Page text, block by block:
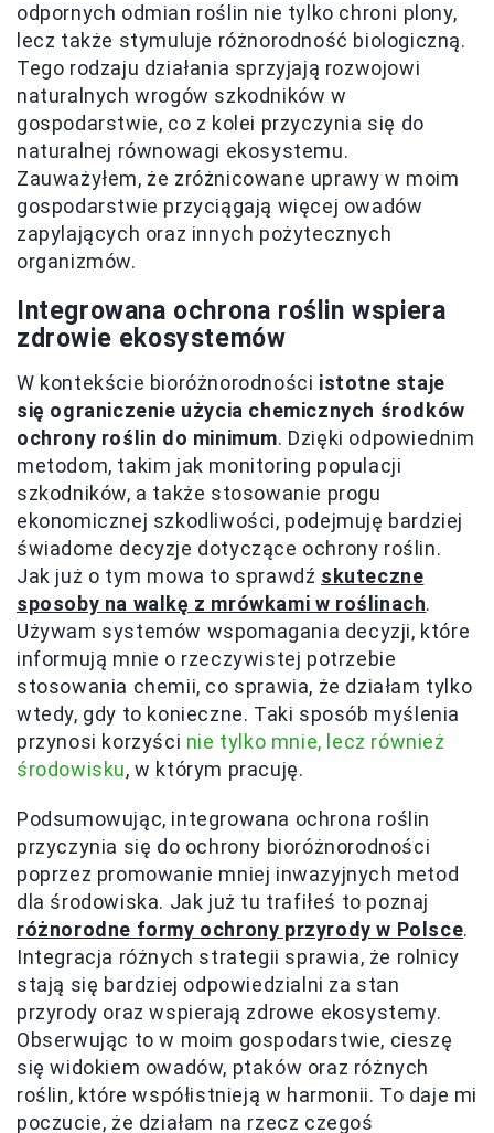
odpornych odmian roślin nie tylko chroni plony,
lecz także stymuluje różnorodność biologiczną.
Tego rodzaju działania sprzyjają rozwojowi
naturalnych wrogów szkodników w
gospodarstwie, co z kolei przyczynia się do
naturalnej równowagi ekosystemu.
Zauważyłem, że zróżnicowane uprawy w moim
gospodarstwie przyciągają więcej owadów
zapylających oraz innych pożytecznych
organizmów.
Integrowana ochrona roślin wspiera
zdrowie ekosystemów
W kontekście bioróżnorodności istotne staje
się ograniczenie użycia chemicznych środków
ochrony roślin do minimum. Dzięki odpowiednim
metodom, takim jak monitoring populacji
szkodników, a także stosowanie progu
ekonomicznej szkodliwości, podejmuję bardziej
świadome decyzje dotyczące ochrony roślin.
Jak już o tym mowa to sprawdź skuteczne
sposoby na walkę z mrówkami w roślinach.
Używam systemów wspomagania decyzji, które
informują mnie o rzeczywistej potrzebie
stosowania chemii, co sprawia, że działam tylko
wtedy, gdy to konieczne. Taki sposób myślenia
przynosi korzyści nie tylko mnie, lecz również
środowisku, w którym pracuję.
Podsumowując, integrowana ochrona roślin
przyczynia się do ochrony bioróżnorodności
poprzez promowanie mniej inwazyjnych metod
dla środowiska. Jak już tu trafiłeś to poznaj
różnorodne formy ochrony przyrody w Polsce.
Integracja różnych strategii sprawia, że rolnicy
stają się bardziej odpowiedzialni za stan
przyrody oraz wspierają zdrowe ekosystemy.
Obserwując to w moim gospodarstwie, cieszę
się widokiem owadów, ptaków oraz różnych
roślin, które współistnieją w harmonii. To daje mi
poczucie, że działam na rzecz czegoś